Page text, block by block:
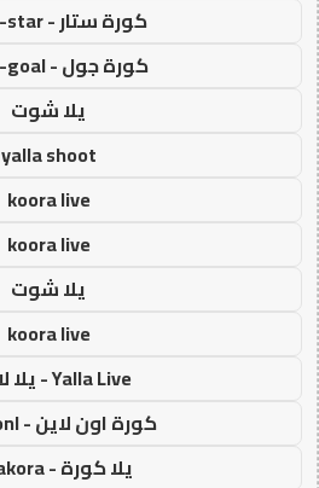
كورة ستار - koora-star
كورة جول - koora-goal
يلا شوت
yalla shoot
koora live
koora live
يلا شوت
koora live
Yalla Live - يلا لايف
كورة اون لاين - koora onl
يلا كورة - yallakora